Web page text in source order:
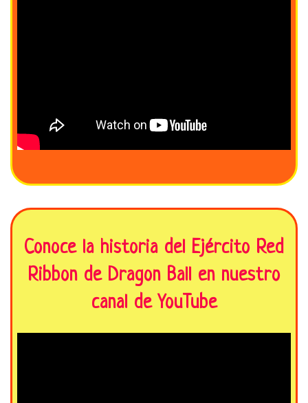
Conoce la historia del Ejército Red
Ribbon de Dragon Ball en nuestro
canal de YouTube